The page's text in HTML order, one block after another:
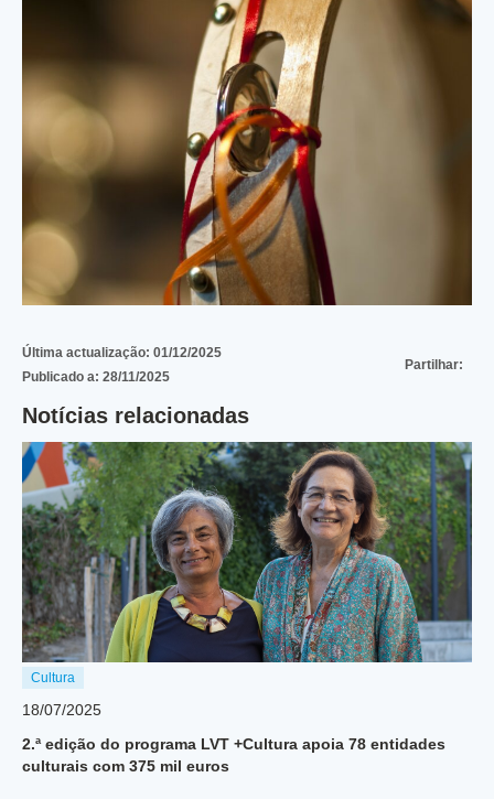
Última actualização: 01/12/2025
Publicado a: 28/11/2025
Partilhar:
Notícias relacionadas
Cultura
18/07/2025
2.ª edição do programa LVT +Cultura apoia 78 entidades
culturais com 375 mil euros